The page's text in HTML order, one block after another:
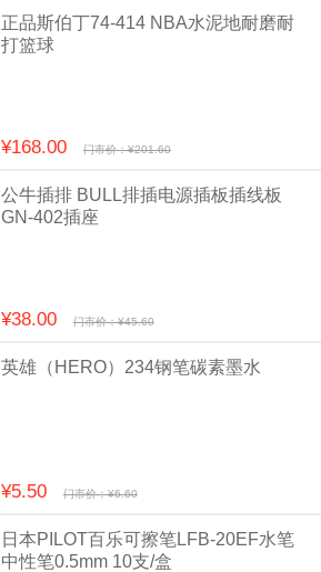
正品斯伯丁74-414 NBA水泥地耐磨耐
打篮球
¥168.00 门市价：¥201.60
公牛插排 BULL排插电源插板插线板
GN-402插座
¥38.00 门市价：¥45.60
英雄（HERO）234钢笔碳素墨水
¥5.50 门市价：¥6.60
日本PILOT百乐可擦笔LFB-20EF水笔
中性笔0.5mm 10支/盒